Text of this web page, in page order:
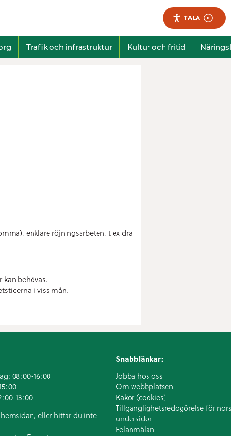
TALA
Trafik och infrastruktur Kultur och fritid
enklare röjningsarbeten, t ex dra
kan behövas.
i viss mån.
08:00-16:00
13:00
eller hittar du inte
Snabblänkar:
Jobba hos oss
Om webbplatsen
Kakor (cookies)
Tillgänglighetsredogörelse för
undersidor
Felanmälan